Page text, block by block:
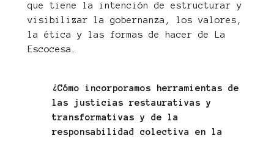
que tiene la intención de estructurar y
visibilizar la gobernanza, los valores,
la ética y las formas de hacer de La
Escocesa.
¿Cómo incorporamos herramientas de
las justicias restaurativas y
transformativas y de la
responsabilidad colectiva en la